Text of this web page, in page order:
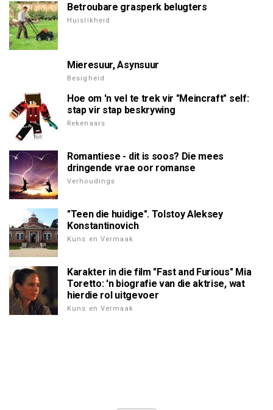
Betroubare grasperk belugters
Huislikheid
Mieresuur, Asynsuur
Besigheid
Hoe om 'n vel te trek vir "Meincraft" self:
stap vir stap beskrywing
Rekenaars
Romantiese - dit is soos? Die mees
dringende vrae oor romanse
Verhoudings
"Teen die huidige". Tolstoy Aleksey
Konstantinovich
Kuns en Vermaak
Karakter in die film "Fast and Furious" Mia
Toretto: 'n biografie van die aktrise, wat
hierdie rol uitgevoer
Kuns en Vermaak